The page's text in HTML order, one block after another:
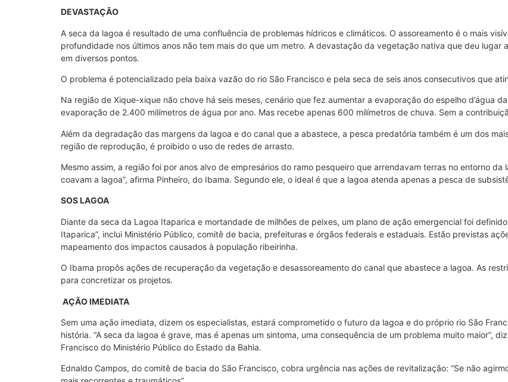
DEVASTAÇÃO
A seca da lagoa é resultado de uma confluência de problemas hídricos e climáticos. O assoreamento é o mais
profundidade nos últimos anos não tem mais do que um metro. A devastação da vegetação nativa que deu
em diversos pontos.
O problema é potencializado pela baixa vazão do rio São Francisco e pela seca de seis anos consecutivos que
Na região de Xique-xique não chove há seis meses, cenário que fez aumentar a evaporação do espelho d’água
evaporação de 2.400 milímetros de água por ano. Mas recebe apenas 600 milímetros de chuva. Sem a
Além da degradação das margens da lagoa e do canal que a abastece, a pesca predatória também é um dos
região de reprodução, é proibido o uso de redes de arrasto.
Mesmo assim, a região foi por anos alvo de empresários do ramo pesqueiro que arrendavam terras no entorno
coavam a lagoa”, afirma Pinheiro, do Ibama. Segundo ele, o ideal é que a lagoa atenda apenas a pesca de
SOS LAGOA
Diante da seca da Lagoa Itaparica e mortandade de milhões de peixes, um plano de ação emergencial foi
Itaparica”, inclui Ministério Público, comitê de bacia, prefeituras e órgãos federais e estaduais. Estão previstas
mapeamento dos impactos causados à população ribeirinha.
O Ibama propôs ações de recuperação da vegetação e desassoreamento do canal que abastece a lagoa. As
para concretizar os projetos.
AÇÃO IMEDIATA
Sem uma ação imediata, dizem os especialistas, estará comprometido o futuro da lagoa e do próprio rio São
história. “A seca da lagoa é grave, mas é apenas um sintoma, uma consequência de um problema muito maior”,
Francisco do Ministério Público do Estado da Bahia.
Ednaldo Campos, do comitê de bacia do São Francisco, cobra urgência nas ações de revitalização: “Se não